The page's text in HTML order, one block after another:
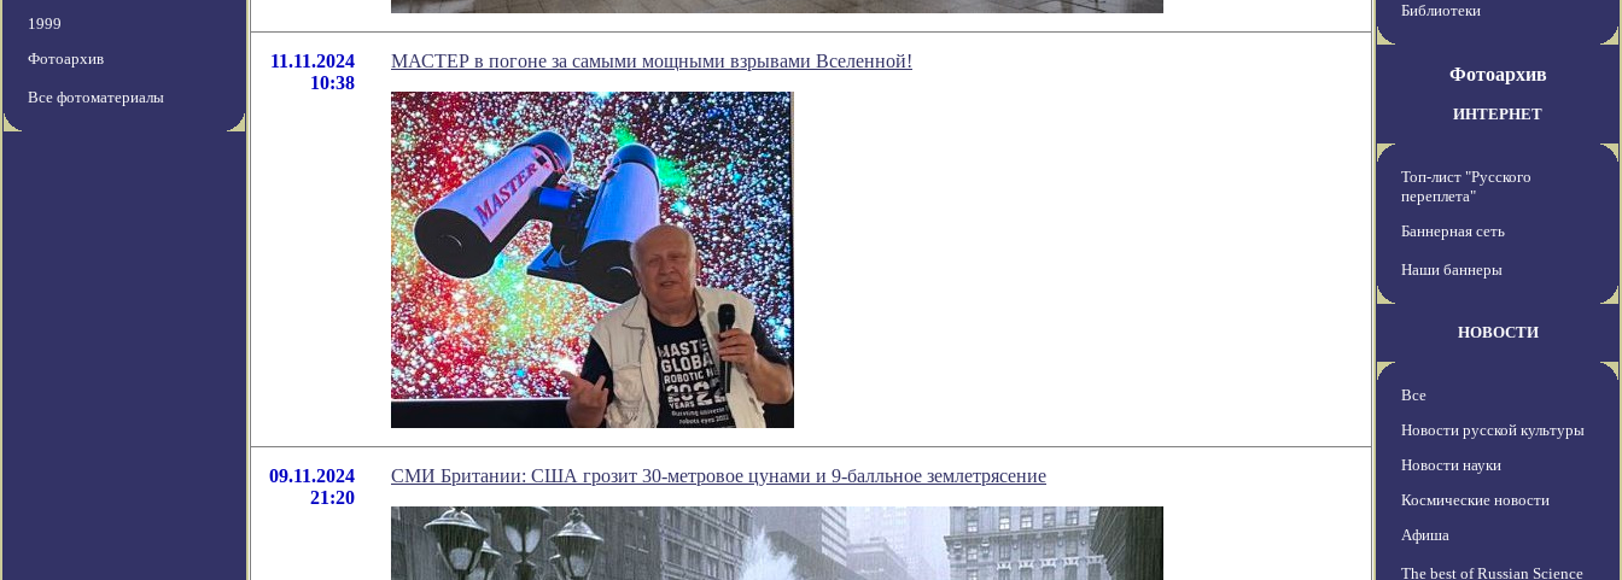
1999
Фотоархив
Все фотоматериалы
11.11.2024
10:38
МАСТЕР в погоне за самыми мощными взрывами Вселенной!
09.11.2024
21:20
СМИ Британии: США грозит 30-метровое цунами и 9-балльное землетрясение
Библиотеки
Фотоархив
ИНТЕРНЕТ
Топ-лист "Русского
переплета"
Баннерная сеть
Наши баннеры
НОВОСТИ
Все
Новости русской культуры
Новости науки
Космические новости
Афиша
The best of Russian Science